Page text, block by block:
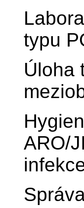
typu
Úloha
ARO/